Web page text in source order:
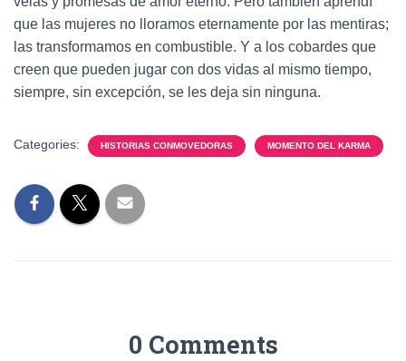
que las mujeres no lloramos eternamente por las mentiras;
las transformamos en combustible. Y a los cobardes que
creen que pueden jugar con dos vidas al mismo tiempo,
siempre, sin excepción, se les deja sin ninguna.
Categories: HISTORIAS CONMOVEDORAS MOMENTO DEL KARMA
0 Comments